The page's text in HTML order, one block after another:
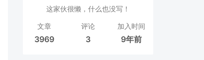
这家伙很懒，什么也没写！
文章
3969
评论
3
加入时间
9年前